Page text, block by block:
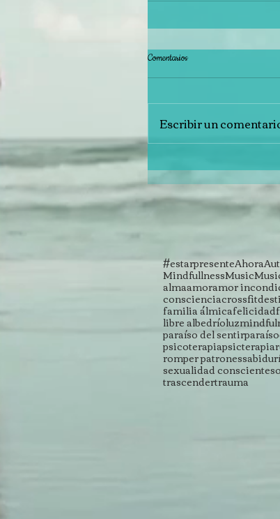
Comentarios
Escribir un
#estarpresenteAhora
MindfullnessMusic
almaamoramor
conscienciacrossfit
familia álmicafelicidad
libre albedríoluz
paraíso del sentir
psicoterapiapsicterapia
romper patrones
sexualidad consciente
trascendertrauma